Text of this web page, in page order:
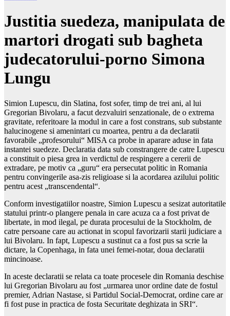
Justitia suedeza, manipulata de
martori drogati sub bagheta
judecatorului-porno Simona
Lungu
Simion Lupescu, din Slatina, fost sofer, timp de trei ani, al lui
Gregorian Bivolaru, a facut dezvaluiri senzationale, de o extrema
gravitate, referitoare la modul in care a fost constrans, sub substante
halucinogene si amenintari cu moartea, pentru a da declaratii
favorabile „profesorului“ MISA ca probe in aparare aduse in fata
instantei suedeze. Declaratia data sub constrangere de catre Lupescu
a constituit o piesa grea in verdictul de respingere a cererii de
extradare, pe motiv ca „guru“ era persecutat politic in Romania
pentru convingerile asa-zis religioase si la acordarea azilului politic
pentru acest „transcendental“.
Conform investigatiilor noastre, Simion Lupescu a sesizat autoritatile
statului printr-o plangere penala in care acuza ca a fost privat de
libertate, in mod ilegal, pe durata procesului de la Stockholm, de
catre persoane care au actionat in scopul favorizarii starii judiciare a
lui Bivolaru. In fapt, Lupescu a sustinut ca a fost pus sa scrie la
dictare, la Copenhaga, in fata unei femei-notar, doua declaratii
mincinoase.
In aceste declaratii se relata ca toate procesele din Romania deschise
lui Gregorian Bivolaru au fost „urmarea unor ordine date de fostul
premier, Adrian Nastase, si Partidul Social-Democrat, ordine care ar
fi fost puse in practica de fosta Securitate deghizata in SRI“.